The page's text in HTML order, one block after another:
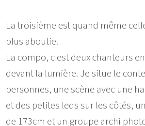
La troisième est quand même
plus aboutie.
La compo, c'est deux chanteurs
devant la lumière. Je situe le
personnes, une scène avec une
et des petites leds sur les côtés,
de 173cm et un groupe archi